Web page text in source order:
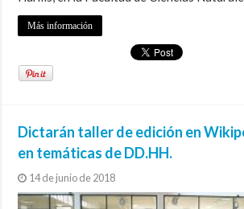
Más información
Dictarán taller de edición en
en temáticas de DD.HH.
14 de junio de 2018